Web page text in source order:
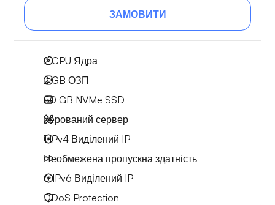
ЗАМОВИТИ
2CPU Ядра
2 GB ОЗП
50 GB NVMe SSD
Керований сервер
1 IPv4 Виділений IP
Необмежена пропускна здатність
6 IPv6 Виділений IP
DDoS Protection